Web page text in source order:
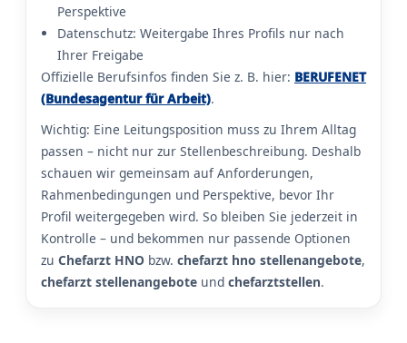
Perspektive
Datenschutz: Weitergabe Ihres Profils nur nach
Ihrer Freigabe
Offizielle Berufsinfos finden Sie z. B. hier: BERUFENET
(Bundesagentur für Arbeit).
Wichtig: Eine Leitungsposition muss zu Ihrem Alltag
passen – nicht nur zur Stellenbeschreibung. Deshalb
schauen wir gemeinsam auf Anforderungen,
Rahmenbedingungen und Perspektive, bevor Ihr
Profil weitergegeben wird. So bleiben Sie jederzeit in
Kontrolle – und bekommen nur passende Optionen
zu Chefarzt HNO bzw. chefarzt hno stellenangebote,
chefarzt stellenangebote und chefarztstellen.